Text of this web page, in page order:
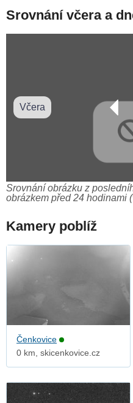
Srovnání včera a
Včera
Srovnání obrázku z
obrázkem před 24 hodinami
Kamery poblíž
Čenkovice
0 km, skicenkovice.cz